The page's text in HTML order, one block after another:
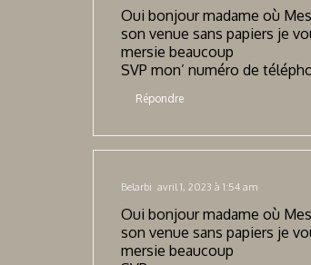
Oui bonjour madame où
son venue sans papiers je
mersie beaucoup
SVP mon’ numéro de
Répondre
Belarbi avril 1, 2023 à 1:54 am
Oui bonjour madame où
son venue sans papiers je
mersie beaucoup